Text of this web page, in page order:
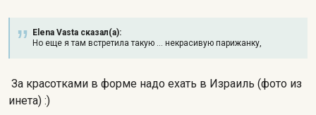
Elena Vasta сказал(а):
Но еще я там встретила такую ... некрасивую парижанку,
За красотками в форме надо ехать в Израиль (фото из
инета) :)